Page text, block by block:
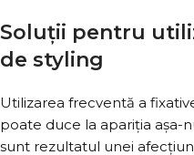
Soluții pentru
de styling
Utilizarea frecventă a
poate duce la apariția așa-
sunt rezultatul unei